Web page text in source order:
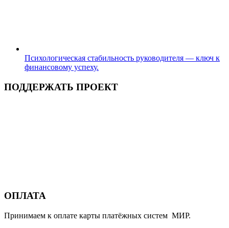
Психологическая стабильность руководителя — ключ к
финансовому успеху.
ПОДДЕРЖАТЬ ПРОЕКТ
ОПЛАТА
Принимаем к оплате карты платёжных систем МИР.